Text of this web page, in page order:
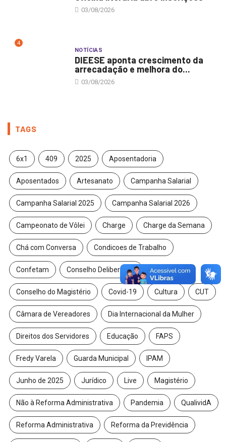
03/08/2026
4
NOTÍCIAS
DIEESE aponta crescimento da
arrecadação e melhora do...
03/08/2026
TAGS
6x1 409 2025 Aposentadoria
Aposentados Artesanato Campanha Salarial
Campanha Salarial 2025 Campanha Salarial 2026
Campeonato de Vôlei Charge Charge da Semana
Chá com Conversa Condicoes de Trabalho
Confetam Conselho Deliberativo
Conselho do Magistério Covid-19 Cultura CUT
Câmara de Vereadores Dia Internacional da Mulher
Direitos dos Servidores Educação FAPS
Fredy Varela Guarda Municipal IPAM
Junho de 2025 Jurídico Live Magistério
Não à Reforma Administrativa Pandemia QualividA
Reforma Administrativa Reforma da Previdência